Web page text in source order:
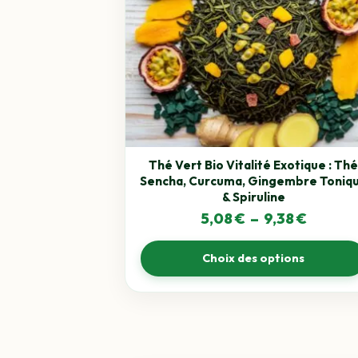
Thé Vert Bio Vitalité Exotique : Thé
Sencha, Curcuma, Gingembre
& Spiruline
5,08€ – 9,38€Plage
de
5,08 €
Choix des options
plusieurs
variations.
Les
options
peuvent
être
choisies
sur
page